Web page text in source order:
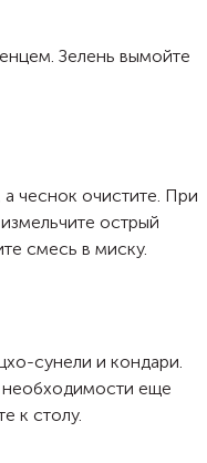
Зелень вымойте
чеснок очистите. При
острый
смесь в миску.
сунели и кондари.
еще
к столу.